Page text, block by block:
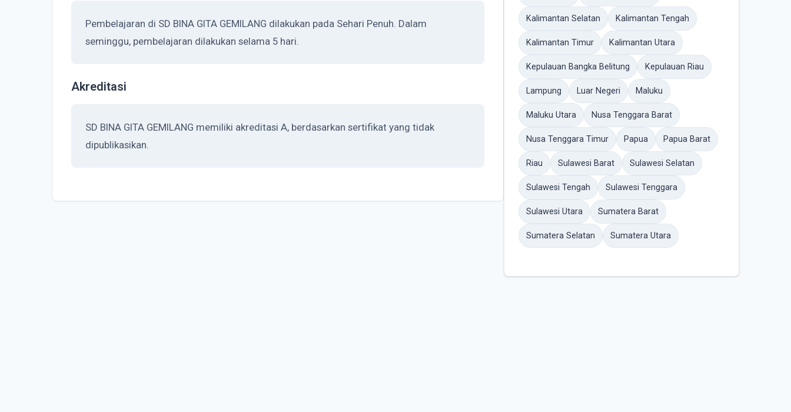
Pembelajaran di SD BINA GITA GEMILANG dilakukan pada Sehari Penuh. Dalam
seminggu, pembelajaran dilakukan selama 5 hari.
Akreditasi
SD BINA GITA GEMILANG memiliki akreditasi A, berdasarkan sertifikat yang tidak
dipublikasikan.
Kalimantan Selatan Kalimantan Tengah
Kalimantan Timur Kalimantan Utara
Kepulauan Bangka Belitung Kepulauan Riau
Lampung Luar Negeri Maluku
Maluku Utara Nusa Tenggara Barat
Nusa Tenggara Timur Papua Papua Barat
Riau Sulawesi Barat Sulawesi Selatan
Sulawesi Tengah Sulawesi Tenggara
Sulawesi Utara Sumatera Barat
Sumatera Selatan Sumatera Utara